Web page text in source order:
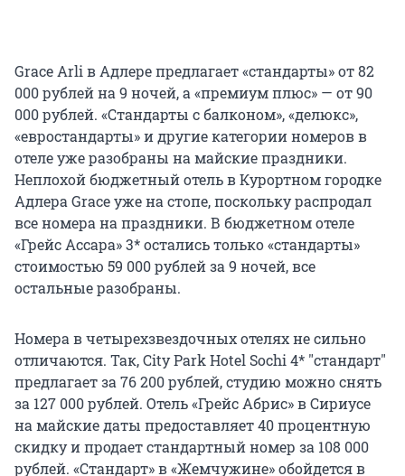
Grace Arli в Адлере предлагает «стандарты» от 82
000 рублей на 9 ночей, а «премиум плюс» — от 90
000 рублей. «Стандарты с балконом», «делюкс»,
«евростандарты» и другие категории номеров в
отеле уже разобраны на майские праздники.
Неплохой бюджетный отель в Курортном городке
Адлера Grace уже на стопе, поскольку распродал
все номера на праздники. В бюджетном отеле
«Грейс Ассара» 3* остались только «стандарты»
стоимостью 59 000 рублей за 9 ночей, все
остальные разобраны.
Номера в четырехзвездочных отелях не сильно
отличаются. Так, City Park Hotel Sochi 4* "стандарт"
предлагает за 76 200 рублей, студию можно снять
за 127 000 рублей. Отель «Грейс Абрис» в Сириусе
на майские даты предоставляет 40 процентную
скидку и продает стандартный номер за 108 000
рублей. «Стандарт» в «Жемчужине» обойдется в